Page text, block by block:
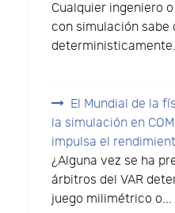
Cualquier ingeniero
con simulación sabe
El Mundial de la
la simulación en
impulsa el
¿Alguna vez se ha
árbitros del VAR
juego milimétrico o...